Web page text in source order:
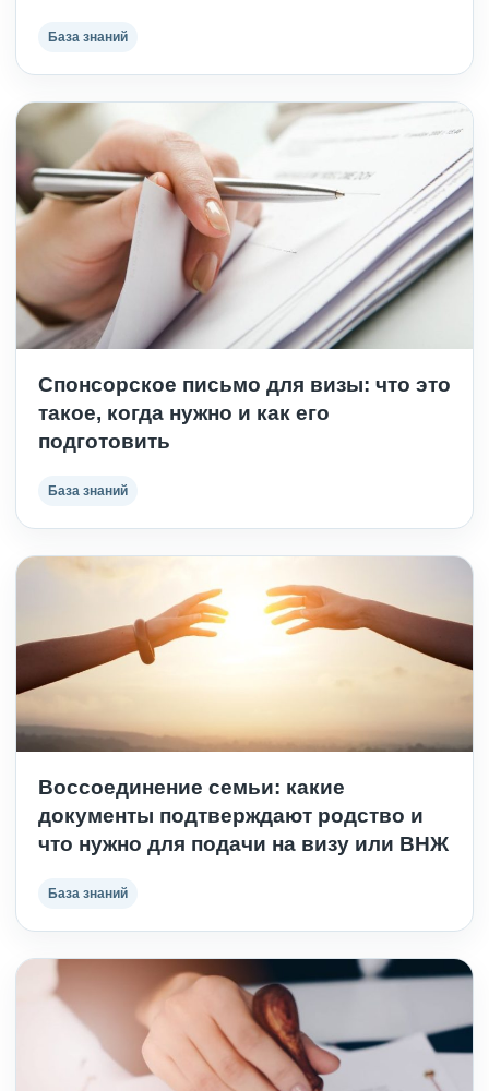
База знаний
Спонсорское письмо для визы: что это
такое, когда нужно и как его
подготовить
База знаний
Воссоединение семьи: какие
документы подтверждают родство и
что нужно для подачи на визу или ВНЖ
База знаний